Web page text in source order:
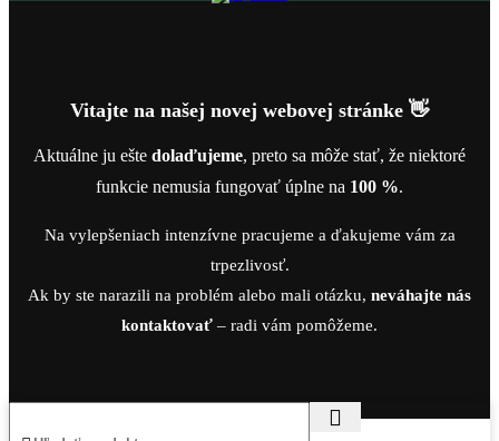
Vitajte na našej novej webovej stránke 👋
Aktuálne ju ešte dolaďujeme, preto sa môže stať, že niektoré
funkcie nemusia fungovať úplne na 100 %.
Na vylepšeniach intenzívne pracujeme a ďakujeme vám za
trpezlivosť.
Ak by ste narazili na problém alebo mali otázku, neváhajte nás
kontaktovať – radi vám pomôžeme.